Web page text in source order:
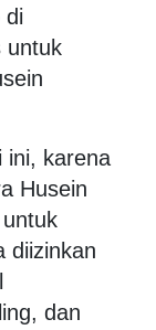
di
untuk
ini, karena
Husein
diizinkan
dan